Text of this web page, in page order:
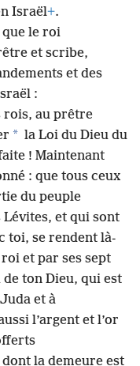
Israël+.
le roi
et scribe,
et des
:
rois, au prêtre
* la Loi du Dieu du
! Maintenant
: que tous ceux
du peuple
Lévites, et qui sont
toi, se rendent là-
et par ses sept
ton Dieu, qui est
et à
l’argent et l’or
la demeure est